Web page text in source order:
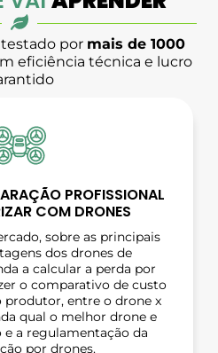
por mais de 1000
eficiência técnica e lucro
PROFISSIONAL
COM DRONES
sobre as principais
dos drones de
a calcular a perda por
o comparativo de custo
produtor, entre o drone x
qual o melhor drone e
e a regulamentação da
por drones.